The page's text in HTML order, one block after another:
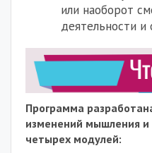
или наоборот
деятельности
Программа
изменений мышления
четырех модулей: